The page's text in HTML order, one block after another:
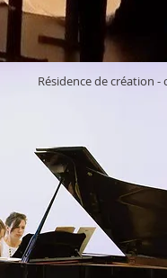
Résidence de création -